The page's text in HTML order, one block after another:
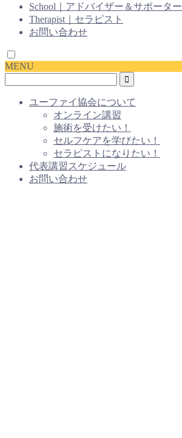
School｜アドバイザー＆サポーター
Therapist｜セラピスト
お問い合わせ
MENU
ユーファイ協会について
オンライン講習
施術を受けたい！
セルフケアを学びたい！
セラピストになりたい！
代表講習スケジュール
お問い合わせ